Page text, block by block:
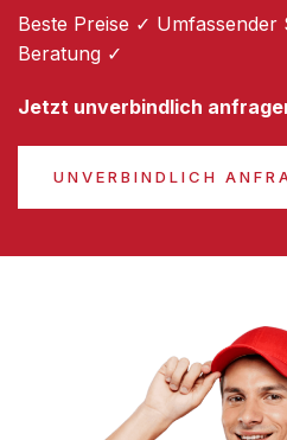
Beste Preise ✓
Beratung ✓
Jetzt unverbindlich
UNVERBINDLICH